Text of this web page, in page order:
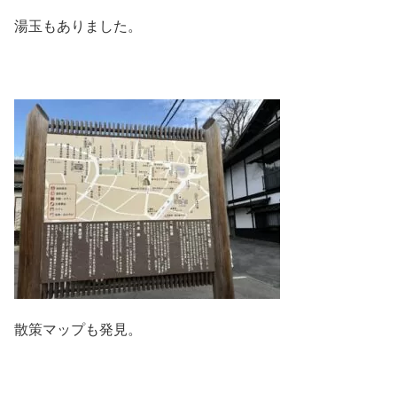
湯玉もありました。
散策マップも発見。